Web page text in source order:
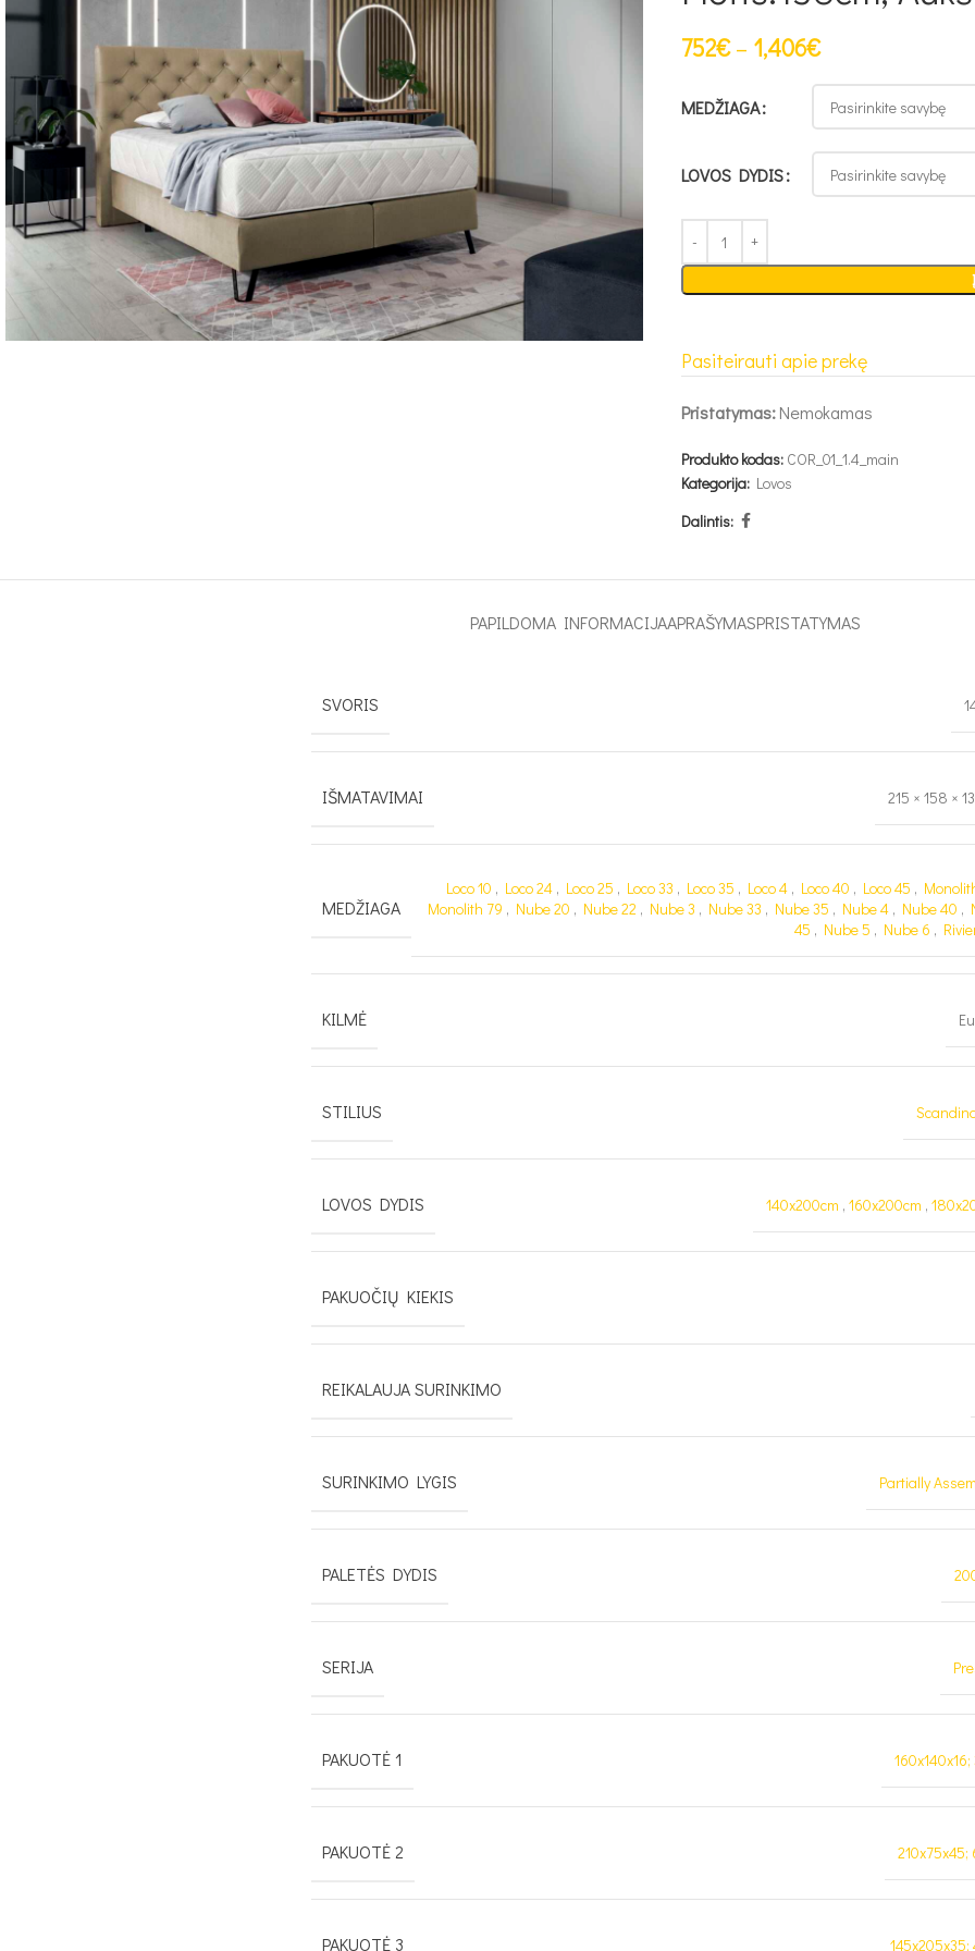
752€ – 1,406€
MEDŽIAGA
LOVOS DYDIS
Pasiteirauti apie prekę
Pristatymas:Nemokamas
Produkto kodas: COR_01_1.4_main
Kategorija: Lovos
Dalintis:
PAPILDOMA INFORMACIJAAPRAŠYMASPRISTATYMAS
SVORIS
IŠMATAVIMAI 215 × 158 ×
MEDŽIAGA
Loco 10 , Loco 24 , Loco 25 , Loco 33 , Loco 35 , Loco 4 , Loco 40 , Loco 45 ,
Monolith 79 , Nube 20 , Nube 22 , Nube 3 , Nube 33 , Nube 35 , Nube 4 , Nube 40 ,
45 , Nube 5 , Nube 6 ,
KILMĖ
STILIUS
LOVOS DYDIS 140x200cm , 160x200cm ,
PAKUOČIŲ KIEKIS
REIKALAUJA SURINKIMO
SURINKIMO LYGIS Partially
PALETĖS DYDIS
SERIJA
PAKUOTĖ 1
PAKUOTĖ 2 210x75x45;
PAKUOTĖ 3 145x205x35;